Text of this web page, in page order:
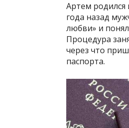
Артем родился
года назад
любви» и
Процедура
через что
паспорта.